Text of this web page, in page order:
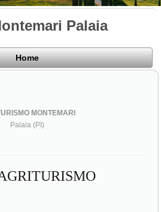
Palaia
Home
MONTEMARI
Palaia (PI)